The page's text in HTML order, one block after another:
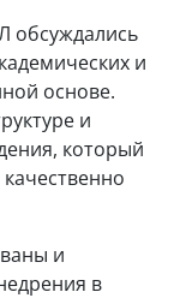
обсуждались
и
основе.
и
который
и
в